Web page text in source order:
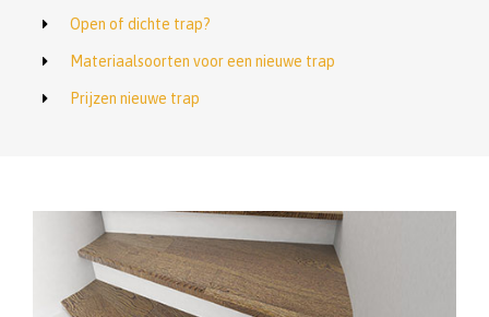
Open of dichte trap?
Materiaalsoorten voor een nieuwe trap
Prijzen nieuwe trap